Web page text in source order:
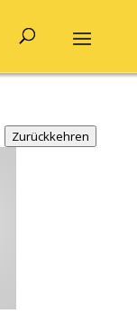
Zurückkehren